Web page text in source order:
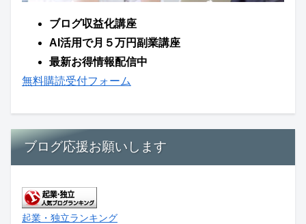
ブログ収益化講座
AI活用で月５万円副業講座
最新お得情報配信中
無料購読受付フォーム
ブログ応援お願いします
起業・独立ランキング